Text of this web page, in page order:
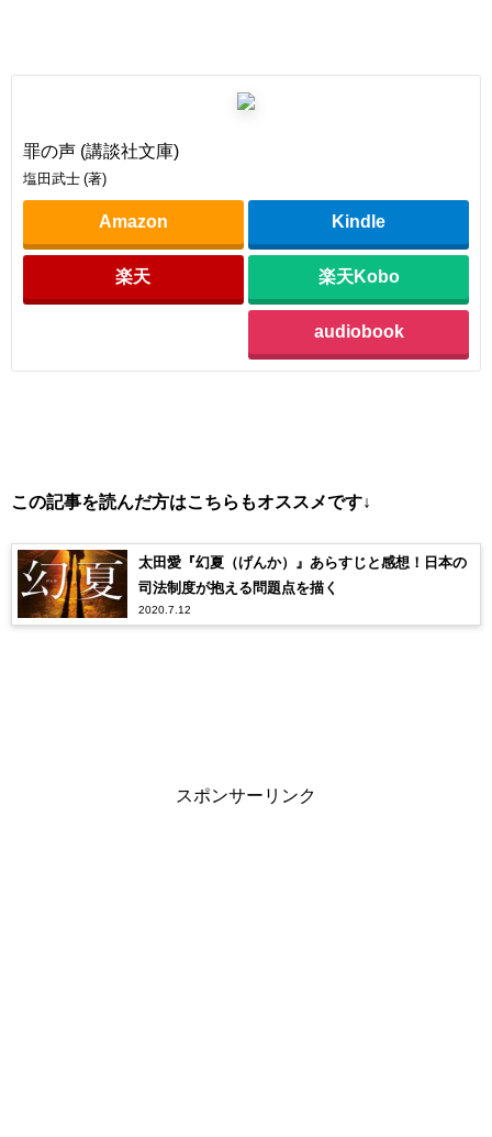
罪の声 (講談社文庫)
塩田武士 (著)
Amazon Kindle
楽天 楽天Kobo
audiobook
この記事を読んだ方はこちらもオススメです↓
太田愛『幻夏（げんか）』あらすじと感想！日本の
司法制度が抱える問題点を描く
2020.7.12
スポンサーリンク